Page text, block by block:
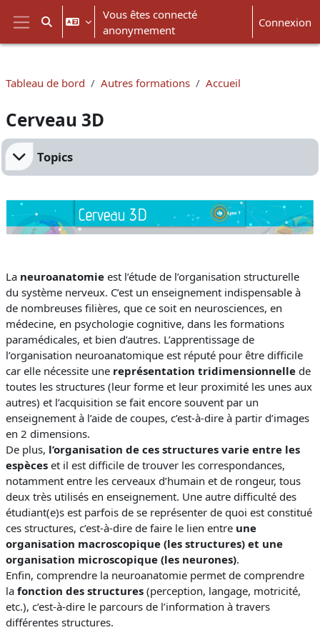
Passer au contenu principal
Panneau latéral
Activer/désactiver la saisie de recherche
Vous êtes connecté
anonymement
Connexion
Tableau de bord Autres formations Accueil
Cerveau 3D
Résumé de section
Topics
La neuroanatomie est l’étude de l’organisation structurelle
du système nerveux. C’est un enseignement indispensable à
de nombreuses filières, que ce soit en neurosciences, en
médecine, en psychologie cognitive, dans les formations
paramédicales, et bien d’autres. L’apprentissage de
l’organisation neuroanatomique est réputé pour être difficile
car elle nécessite une représentation tridimensionnelle de
toutes les structures (leur forme et leur proximité les unes aux
autres) et l’acquisition se fait encore souvent par un
enseignement à l’aide de coupes, c’est-à-dire à partir d’images
en 2 dimensions.
De plus, l’organisation de ces structures varie entre les
espèces et il est difficile de trouver les correspondances,
notamment entre les cerveaux d’humain et de rongeur, tous
deux très utilisés en enseignement. Une autre difficulté des
étudiant(e)s est parfois de se représenter de quoi est constitué
ces structures, c’est-à-dire de faire le lien entre une
organisation macroscopique (les structures) et une
organisation microscopique (les neurones).
Enfin, comprendre la neuroanatomie permet de comprendre
la fonction des structures (perception, langage, motricité,
etc.), c’est-à-dire le parcours de l’information à travers
différentes structures.